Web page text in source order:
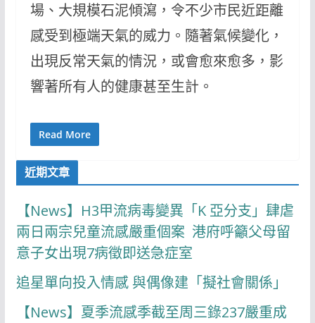
場、大規模石泥傾瀉，令不少市民近距離
感受到極端天氣的威力。隨著氣候變化，
出現反常天氣的情況，或會愈來愈多，影
響著所有人的健康甚至生計。
Read More
近期文章
【News】H3甲流病毒變異「K 亞分支」肆虐
兩日兩宗兒童流感嚴重個案 港府呼籲父母留
意子女出現7病徵即送急症室
追星單向投入情感 與偶像建「擬社會關係」
【News】夏季流感季截至周三錄237嚴重成